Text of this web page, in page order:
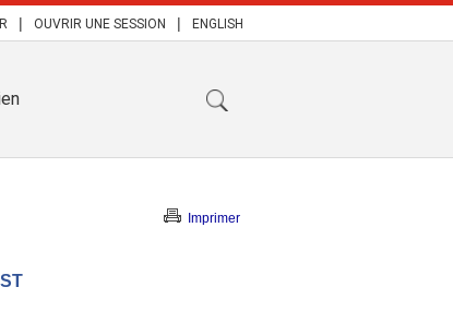
| OUVRIR UNE SESSION | ENGLISH
Imprimer